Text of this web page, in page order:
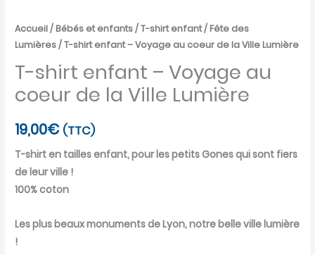
Accueil/Bébés et enfants/T-shirt enfant/Fête des
Lumières/ T-shirt enfant – Voyage au coeur de la Ville Lumière
T-shirt enfant – Voyage au
coeur de la Ville Lumière
19,00€ (TTC)
T-shirt en tailles enfant, pour les petits Gones qui sont fiers
de leur ville !
100% coton
Les plus beaux monuments de Lyon, notre belle ville lumière
!